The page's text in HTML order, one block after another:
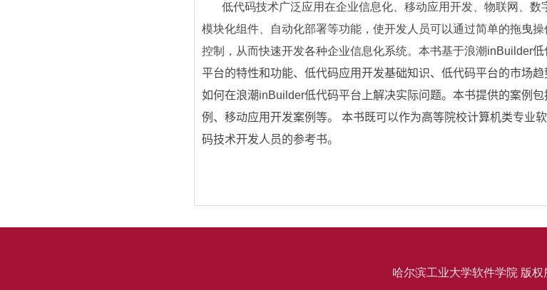
低代码技术广泛应用在企业信息化、移动应用开发、物联网、数
模块化组件、自动化部署等功能，使开发人员可以通过简单的拖曳
控制，从而快速开发各种企业信息化系统。本书基于浪潮inBuilder低
平台的特性和功能、低代码应用开发基础知识、低代码平台的市场
如何在浪潮inBuilder低代码平台上解决实际问题。本书提供的案例
例、移动应用开发案例等。 本书既可以作为高等院校计算机类专业
码技术开发人员的参考书。
哈尔滨工业大学软件学院 版权